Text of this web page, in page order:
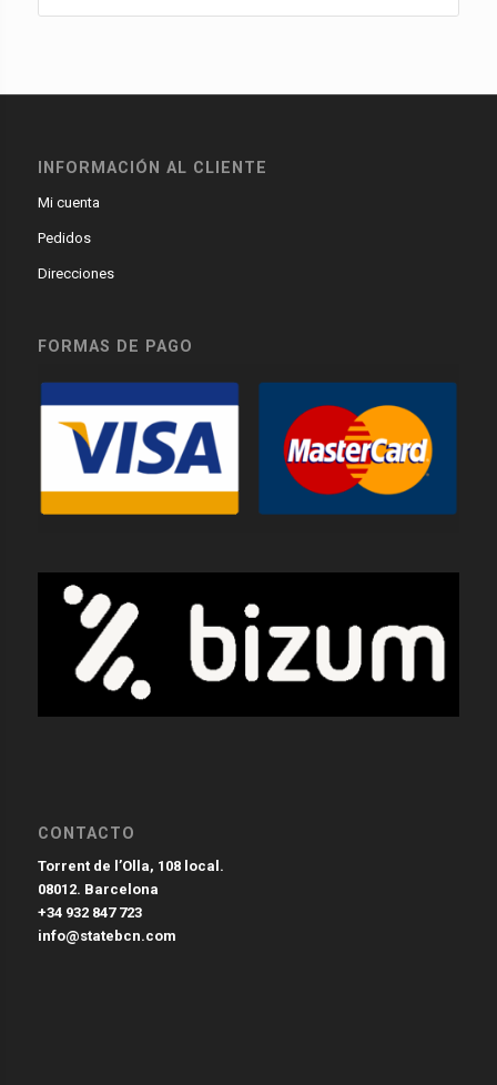
INFORMACIÓN AL CLIENTE
Mi cuenta
Pedidos
Direcciones
FORMAS DE PAGO
CONTACTO
Torrent de l’Olla, 108 local.
08012. Barcelona
+34 932 847 723
info@statebcn.com